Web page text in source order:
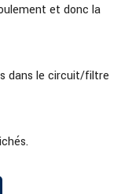
et donc la
dans le circuit/filtre